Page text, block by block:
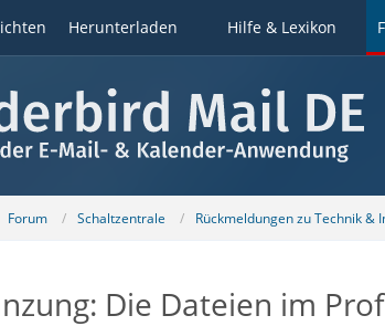
Herunterladen Hilfe & Lexikon
Forum Schaltzentrale Rückmeldungen zu Technik &
Die Dateien im